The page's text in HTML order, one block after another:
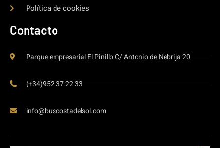
Política de cookies
Contacto
Parque empresarial El Pinillo C/ Antonio de Nebrija 20
(+34)952 37 22 33
info@buscostadelsol.com